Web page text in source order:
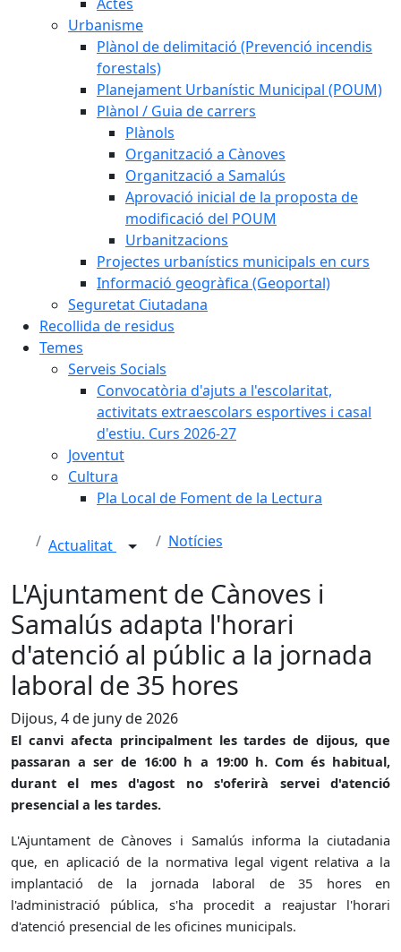
Urbanisme
Plànol de delimitació (Prevenció incendis
forestals)
Planejament Urbanístic Municipal (POUM)
Plànol / Guia de carrers
Plànols
Organització a Cànoves
Organització a Samalús
Aprovació inicial de la proposta de
modificació del POUM
Urbanitzacions
Projectes urbanístics municipals en curs
Informació geogràfica (Geoportal)
Seguretat Ciutadana
Recollida de residus
Temes
Serveis Socials
Convocatòria d'ajuts a l'escolaritat,
activitats extraescolars esportives i casal
d'estiu. Curs 2026-27
Joventut
Cultura
Pla Local de Foment de la Lectura
Actualitat Notícies
L'Ajuntament de Cànoves i
Samalús adapta l'horari
d'atenció al públic a la jornada
laboral de 35 hores
Dijous, 4 de juny de 2026
El canvi afecta principalment les tardes de dijous, que
passaran a ser de 16:00 h a 19:00 h. Com és habitual,
durant el mes d'agost no s'oferirà servei d'atenció
presencial a les tardes.
L'Ajuntament de Cànoves i Samalús informa la ciutadania
que, en aplicació de la normativa legal vigent relativa a la
implantació de la jornada laboral de 35 hores en
l'administració pública, s'ha procedit a reajustar l'horari
d'atenció presencial de les oficines municipals.